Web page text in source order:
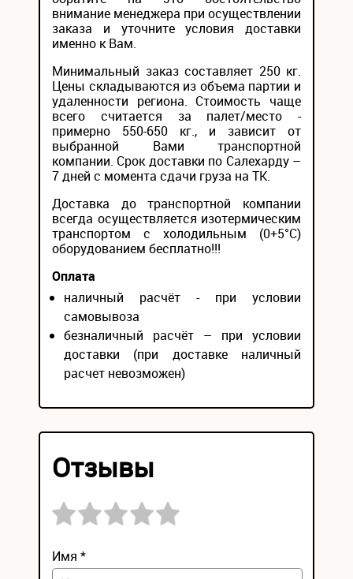
внимание менеджера при осуществлении
заказа и уточните условия доставки
именно к Вам.
Минимальный заказ составляет 250 кг.
Цены складываются из объема партии и
удаленности региона. Стоимость чаще
всего считается за палет/место -
примерно 550-650 кг., и зависит от
выбранной Вами транспортной
компании. Срок доставки по Салехарду –
7 дней с момента сдачи груза на ТК.
Доставка до транспортной компании
всегда осуществляется изотермическим
транспортом с холодильным (0+5°С)
оборудованием бесплатно!!!
Оплата
наличный расчёт - при условии
самовывоза
безналичный расчёт – при условии
доставки (при доставке наличный
расчет невозможен)
Отзывы
Имя *